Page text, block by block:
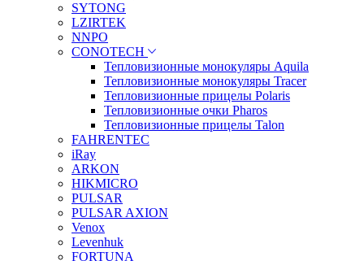
SYTONG
LZIRTEK
NNPO
CONOTECH
Тепловизионные монокуляры Aquila
Тепловизионные монокуляры Tracer
Тепловизионные прицелы Polaris
Тепловизионные очки Pharos
Тепловизионные прицелы Talon
FAHRENTEC
iRay
ARKON
HIKMICRO
PULSAR
PULSAR AXION
Venox
Levenhuk
FORTUNA